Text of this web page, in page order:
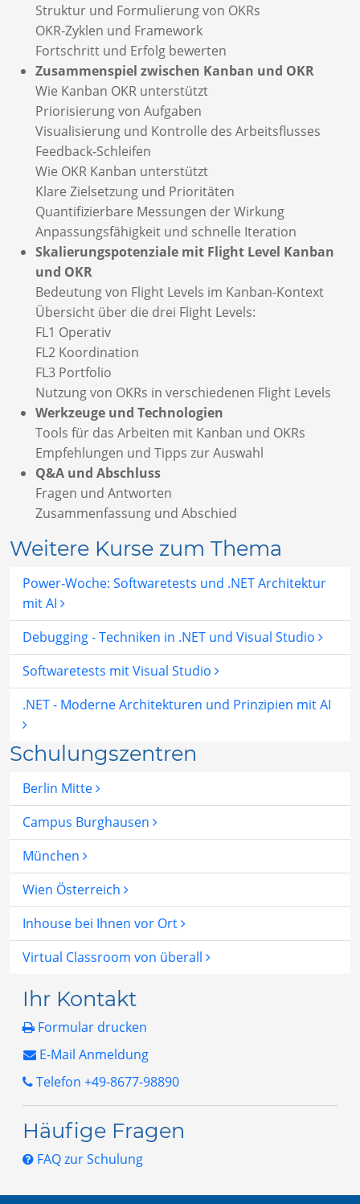
Struktur und Formulierung von OKRs
OKR-Zyklen und Framework
Fortschritt und Erfolg bewerten
Zusammenspiel zwischen Kanban und OKR
Wie Kanban OKR unterstützt
Priorisierung von Aufgaben
Visualisierung und Kontrolle des Arbeitsflusses
Feedback-Schleifen
Wie OKR Kanban unterstützt
Klare Zielsetzung und Prioritäten
Quantifizierbare Messungen der Wirkung
Anpassungsfähigkeit und schnelle Iteration
Skalierungspotenziale mit Flight Level Kanban
und OKR
Bedeutung von Flight Levels im Kanban-Kontext
Übersicht über die drei Flight Levels:
FL1 Operativ
FL2 Koordination
FL3 Portfolio
Nutzung von OKRs in verschiedenen Flight Levels
Werkzeuge und Technologien
Tools für das Arbeiten mit Kanban und OKRs
Empfehlungen und Tipps zur Auswahl
Q&A und Abschluss
Fragen und Antworten
Zusammenfassung und Abschied
Weitere Kurse zum Thema
Power-Woche: Softwaretests und .NET Architektur
mit AI
Debugging - Techniken in .NET und Visual Studio
Softwaretests mit Visual Studio
.NET - Moderne Architekturen und Prinzipien mit AI
Schulungszentren
Berlin Mitte
Campus Burghausen
München
Wien Österreich
Inhouse bei Ihnen vor Ort
Virtual Classroom von überall
Ihr Kontakt
Formular drucken
E-Mail Anmeldung
Telefon +49-8677-98890
Häufige Fragen
FAQ zur Schulung